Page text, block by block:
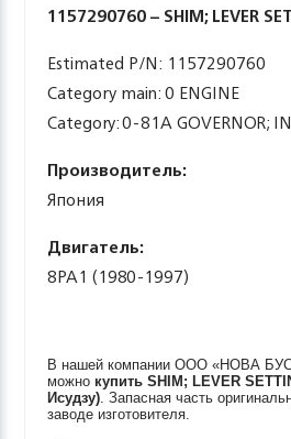
1157290760 – SHIM; LEVER
Estimated P/N: 1157290760
Category main: 0 ENGINE
Category: 0-81A GOVERNOR;
Производитель:
Япония
Двигатель:
8PA1 (1980-1997)
В нашей компании ООО «НОВА
можно купитьSHIM; LEVER
Исудзу). Запасная часть
заводе изготовителя.